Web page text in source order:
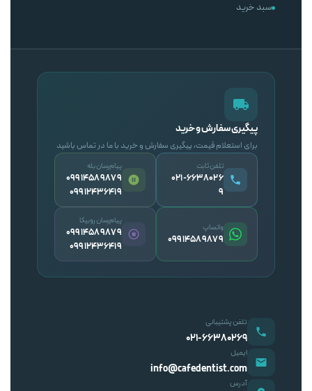
سبد خرید
پیگیری سفارش و خرید
برای استعلام قیمت، پیگیری سفارش و خرید با ما در تماس باشید
تلفن ثابت
۰۲۱-۶۶۳۸۰۲۶
۹
پیام‌رسان بله
09914589879
09912436419
واتساپ
09914589879
پیام‌رسان روبیکا
09914589879
09912436419
تلفن پشتیبانی
۰۲۱-۶۶۳۸۰۲۶۹
ایمیل
info@cafedentist.com
آدرس